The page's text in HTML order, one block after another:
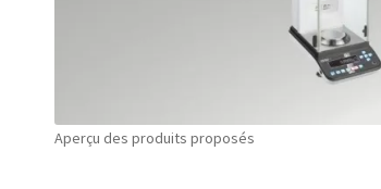
Validation de la commande
Aperçu des produits proposés